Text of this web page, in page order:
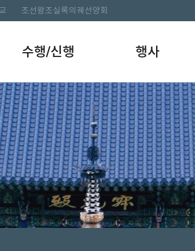
조선왕조실록의궤선양회
수행/신행 행사